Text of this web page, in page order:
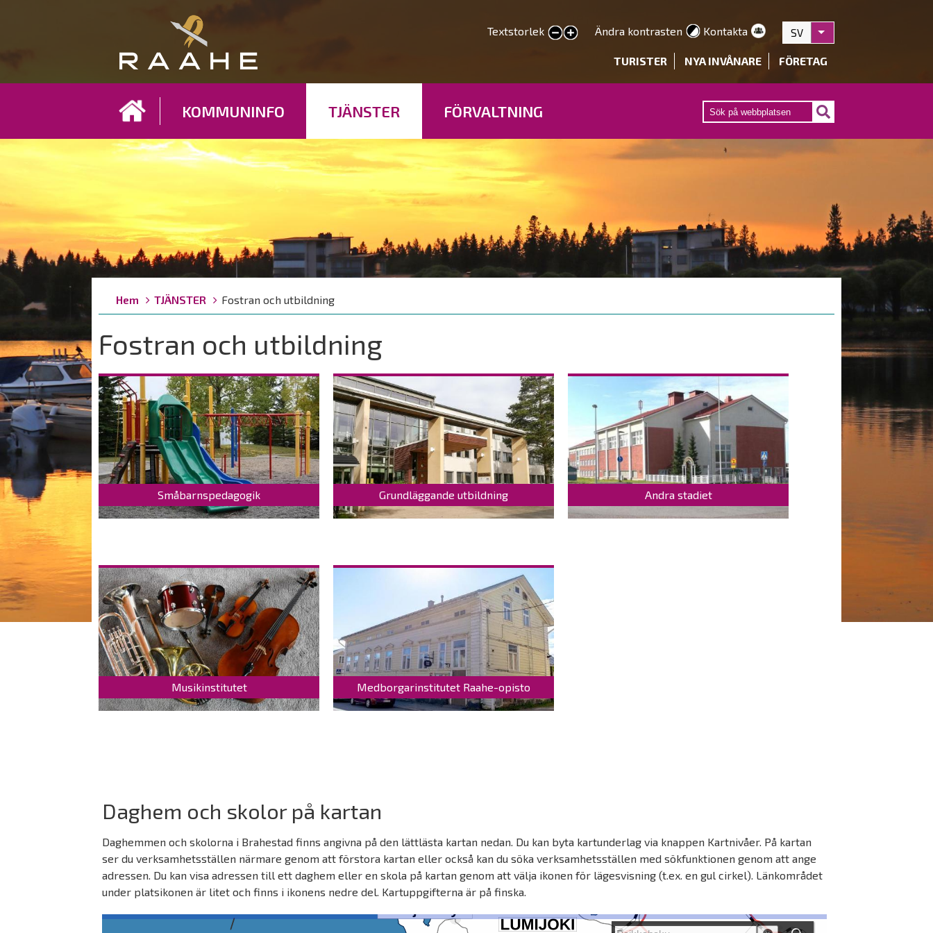
Textstorlek
smaller text
larger text Ändra kontrasten Kontakta SV Visa fler åtgärder
TURISTER NYA INVÅNARE FÖRETAG
KOMMUNINFO TJÄNSTER FÖRVALTNING
Länkstigar
You
are
Hem TJÄNSTER Fostran och utbildning
Fostran och utbildning
Småbarnspedagogik Grundläggande utbildning Andra stadiet
Musikinstitutet Medborgarinstitutet Raahe-opisto
Daghem och skolor på kartan
Daghemmen och skolorna i Brahestad finns angivna på den lättlästa kartan nedan. Du kan byta kartunderlag via knappen Kartnivåer. På kartan
ser du verksamhetsställen närmare genom att förstora kartan eller också kan du söka verksamhetsställen med sökfunktionen genom att ange
adressen. Du kan visa adressen till ett daghem eller en skola på kartan genom att välja ikonen för lägesvisning (t.ex. en gul cirkel). Länkområdet
under platsikonen är litet och finns i ikonens nedre del. Kartuppgifterna är på finska.